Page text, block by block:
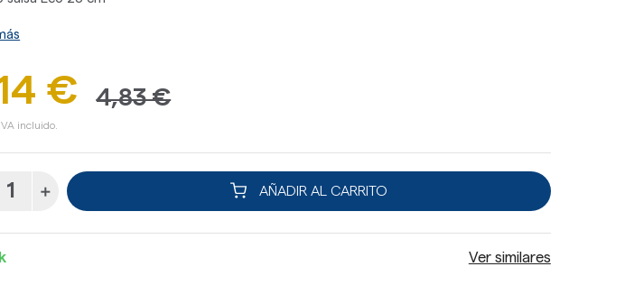
€ 4,83 €
incluido.
AÑADIR AL CARRITO
Ver similares